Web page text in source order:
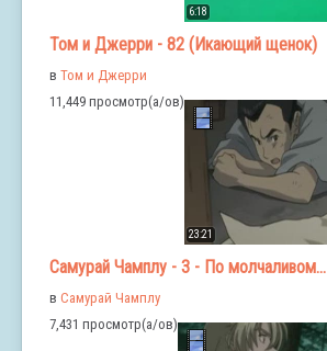
6:18
Том и Джерри - 82 (Икающий щенок)
в Том и Джерри
11,449 просмотр(а/ов)
23:21
Самурай Чамплу - 3 - По молчаливом...
в Самурай Чамплу
7,431 просмотр(а/ов)